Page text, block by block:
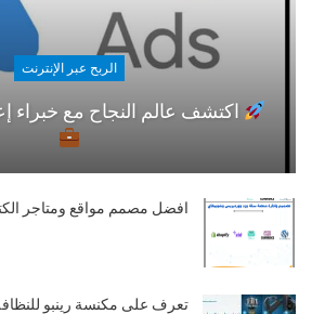
الربح عبر الإنترنت
اكتشف عالم النجاح مع خبراء
افضل مصمم مواقع ومتاجر
تعرف على مكنسة رينبو